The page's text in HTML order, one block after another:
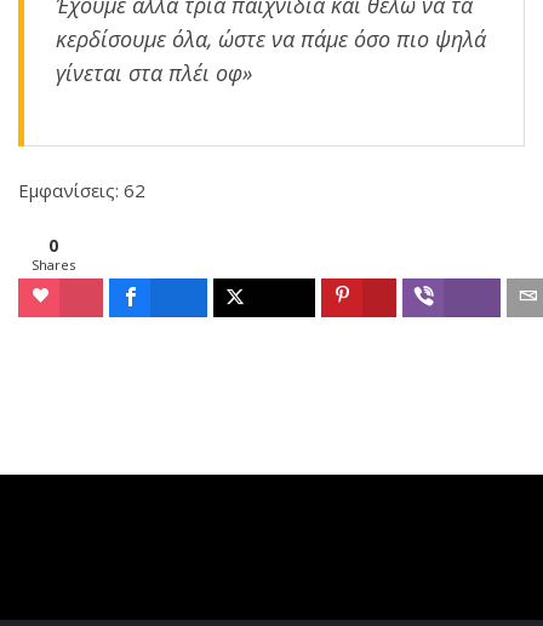
κερδίσουμε όλα, ώστε να πάμε όσο πιο ψηλά
γίνεται στα πλέι οφ»
Εμφανίσεις: 62
0
Shares